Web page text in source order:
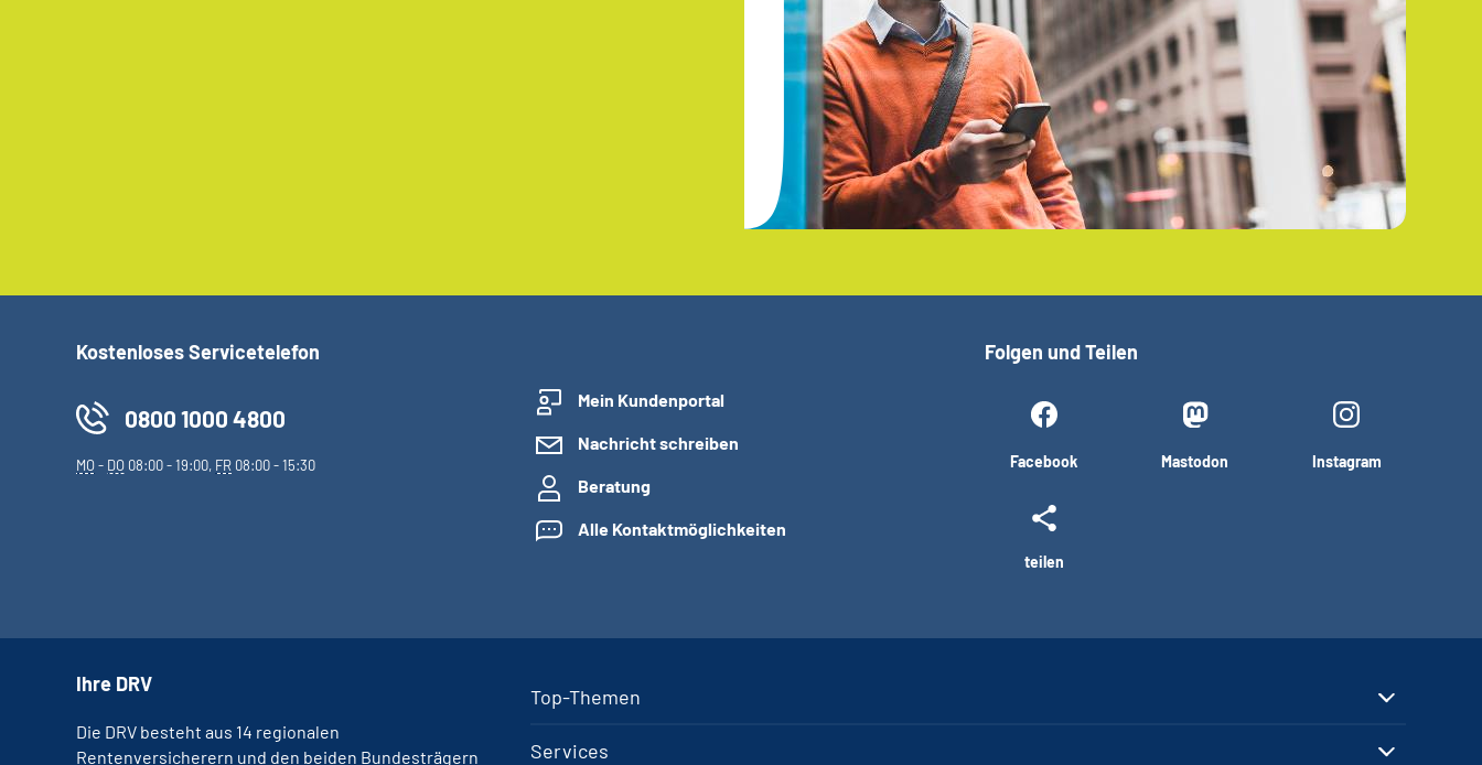
Kostenloses Servicetelefon
0800 1000 4800
MO- DO 08:00 - 19:00, FR 08:00 - 15:30
Mein Kundenportal
Nachricht schreiben
Beratung
Alle Kontaktmöglichkeiten
Folgen und Teilen
Facebook Mastodon Instagram
teilen
Top-Themen
Services
Ihre DRV
Die DRV besteht aus 14 regionalen
Rentenversicherern und den beiden Bundesträgern